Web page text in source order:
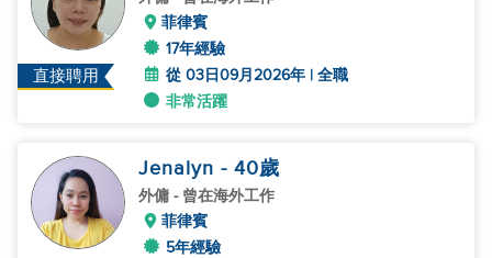
直接聘用
菲律賓
17年經驗
從 03日09月2026年 | 全職
非常活躍
Jenalyn - 40歲
外傭 - 曾在海外工作
菲律賓
5年經驗